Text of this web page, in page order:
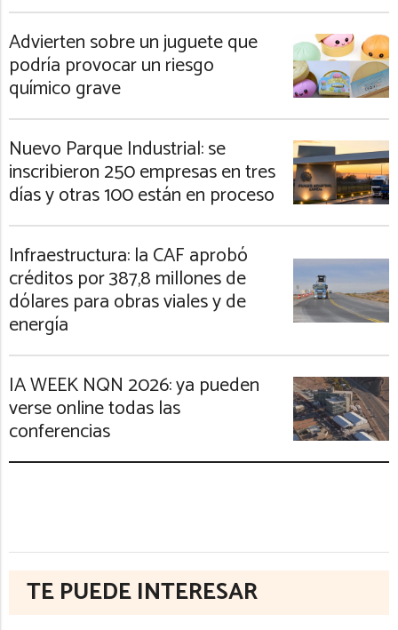
Advierten sobre un juguete que
podría provocar un riesgo
químico grave
Nuevo Parque Industrial: se
inscribieron 250 empresas en tres
días y otras 100 están en proceso
Infraestructura: la CAF aprobó
créditos por 387,8 millones de
dólares para obras viales y de
energía
IA WEEK NQN 2026: ya pueden
verse online todas las
conferencias
TE PUEDE INTERESAR